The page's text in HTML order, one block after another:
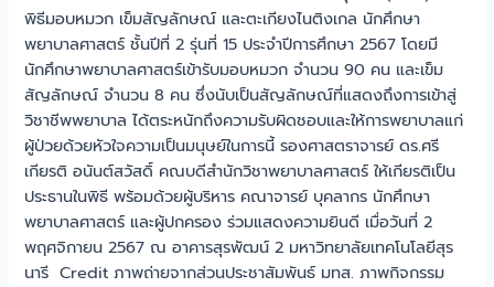
พิธีมอบหมวก เข็มสัญลักษณ์ และตะเกียงไนติงเกล นักศึกษา
พยาบาลศาสตร์ ชั้นปีที่ 2 รุ่นที่ 15 ประจำปีการศึกษา 2567 โดยมี
นักศึกษาพยาบาลศาสตร์เข้ารับมอบหมวก จำนวน 90 คน และเข็ม
สัญลักษณ์ จำนวน 8 คน ซึ่งนับเป็นสัญลักษณ์ที่แสดงถึงการเข้าสู่
วิชาชีพพยาบาล ได้ตระหนักถึงความรับผิดชอบและให้การพยาบาลแก่
ผู้ป่วยด้วยหัวใจความเป็นมนุษย์ในการนี้ รองศาสตราจารย์ ดร.ศรี
เกียรติ อนันต์สวัสดิ์ คณบดีสำนักวิชาพยาบาลศาสตร์ ให้เกียรติเป็น
ประธานในพิธี พร้อมด้วยผู้บริหาร คณาจารย์ บุคลากร นักศึกษา
พยาบาลศาสตร์ และผู้ปกครอง ร่วมแสดงความยินดี เมื่อวันที่ 2
พฤศจิกายน 2567 ณ อาคารสุรพัฒน์ 2 มหาวิทยาลัยเทคโนโลยีสุร
นารี Credit ภาพถ่ายจากส่วนประชาสัมพันธ์ มทส. ภาพกิจกรรม